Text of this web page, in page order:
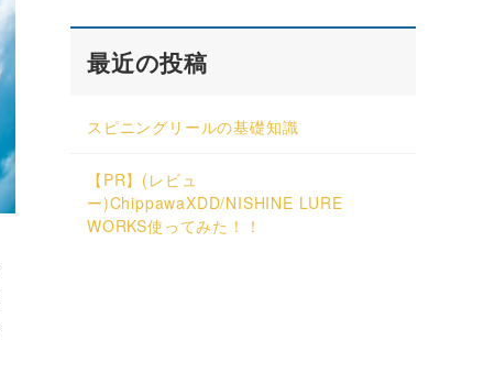
最近の投稿
スピニングリールの基礎知識
【PR】(レビュ
ー)ChippawaXDD/NISHINE LURE
WORKS使ってみた！！